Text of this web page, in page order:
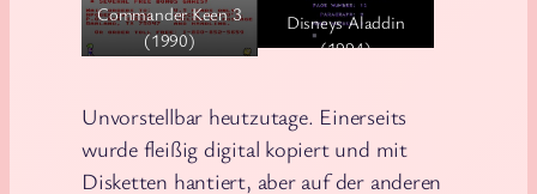
Disneys Aladdin
(1994)
Commander Keen 3
(1990)
Unvorstellbar heutzutage. Einerseits
wurde fleißig digital kopiert und mit
Disketten hantiert, aber auf der anderen